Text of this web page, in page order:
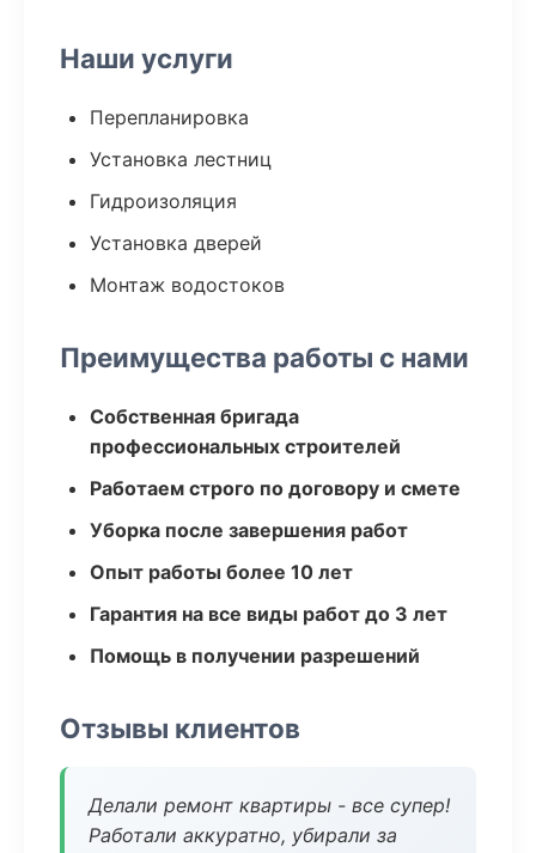
Наши услуги
Перепланировка
Установка лестниц
Гидроизоляция
Установка дверей
Монтаж водостоков
Преимущества работы с нами
Собственная бригада
профессиональных строителей
Работаем строго по договору и смете
Уборка после завершения работ
Опыт работы более 10 лет
Гарантия на все виды работ до 3 лет
Помощь в получении разрешений
Отзывы клиентов
Делали ремонт квартиры - все супер!
Работали аккуратно, убирали за